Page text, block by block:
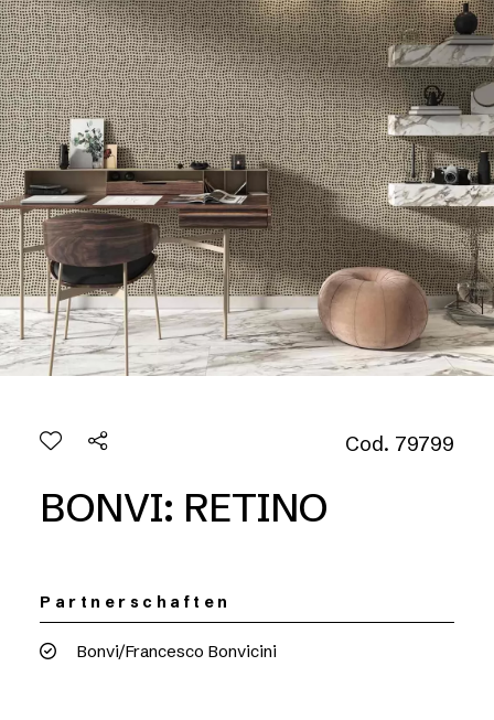
Cod. 79799
BONVI: RETINO
Partnerschaften
Bonvi/Francesco Bonvicini